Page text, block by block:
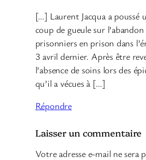
[…] Laurent Jacqua a poussé
coup de gueule sur l’abandon
prisonniers en prison dans
3 avril dernier. Après être
l’absence de soins lors des
qu’il a vécues à […]
Répondre
Laisser un commentaire
Votre adresse e-mail ne sera